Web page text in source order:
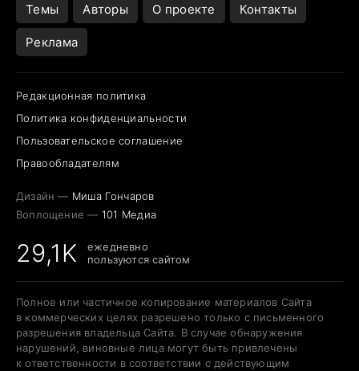
Темы Авторы О проекте Контакты
Реклама
Редакционная политика
Политика конфиденциальности
Пользовательское соглашение
Правообладателям
Дизайн — Миша Гончаров
Воплощение — 101 Медиа
29,1K
ежедневно
пользуются сайтом
Полное или частичное копирование материалов Сайта
в коммерческих целях разрешено только с письменного
разрешения владельца Сайта. В случае обнаружения
нарушений, виновные лица могут быть привлечены
к ответственности в соответствии с действующим